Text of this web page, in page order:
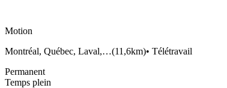
Motion
Montréal, Québec, Laval,…(11,6km)• Télétravail
Permanent
Temps plein